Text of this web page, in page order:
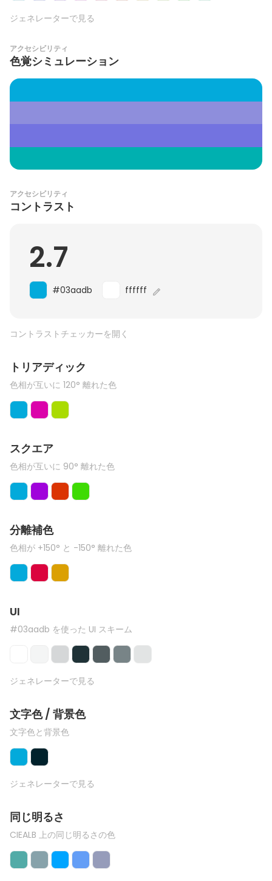
ジェネレーターで見る
アクセシビリティ
色覚シミュレーション
アクセシビリティ
コントラスト
2.7
#03aadb ffffff
コントラストチェッカーを開く
トリアディック
色相が互いに 120° 離れた色
スクエア
色相が互いに 90° 離れた色
分離補色
色相が +150° と -150° 離れた色
UI
#03aadb を使った UI スキーム
ジェネレーターで見る
文字色 / 背景色
文字色と背景色
ジェネレーターで見る
同じ明るさ
CIEALB 上の同じ明るさの色